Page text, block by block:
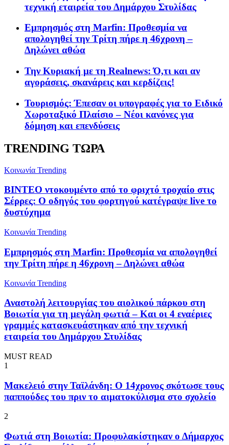
τεχνική εταιρεία του Δημάρχου Στυλίδας
Εμπρησμός στη Marfin: Προθεσμία να
απολογηθεί την Τρίτη πήρε η 46χρονη –
Δηλώνει αθώα
Την Κυριακή με τη Realnews: Ό,τι και αν
αγοράσεις, σκανάρεις και κερδίζεις!
Τουρισμός: Έπεσαν οι υπογραφές για το Ειδικό
Χωροταξικό Πλαίσιο – Νέοι κανόνες για
δόμηση και επενδύσεις
TRENDING ΤΩΡΑ
Κοινωνία Trending
ΒΙΝΤΕΟ ντοκουμέντο από το φριχτό τροχαίο στις
Σέρρες: Ο οδηγός του φορτηγού κατέγραψε live το
δυστύχημα
Κοινωνία Trending
Εμπρησμός στη Marfin: Προθεσμία να απολογηθεί
την Τρίτη πήρε η 46χρονη – Δηλώνει αθώα
Κοινωνία Trending
Αναστολή λειτουργίας του αιολικού πάρκου στη
Βοιωτία για τη μεγάλη φωτιά – Και οι 4 εναέριες
γραμμές κατασκευάστηκαν από την τεχνική
εταιρεία του Δημάρχου Στυλίδας
MUST READ
1
Μακελειό στην Ταϊλάνδη: Ο 14χρονος σκότωσε τους
παππούδες του πριν το αιματοκύλισμα στο σχολείο
2
Φωτιά στη Βοιωτία: Προφυλακίστηκαν ο Δήμαρχος